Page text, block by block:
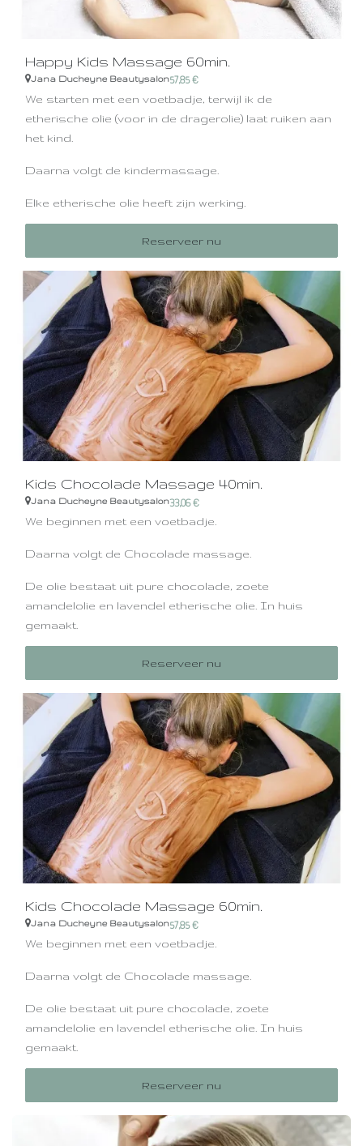
Happy Kids Massage 60min.
Jana Ducheyne Beautysalon57,85€
We starten met een voetbadje, terwijl ik de
etherische olie (voor in de dragerolie) laat ruiken aan
het kind.
Daarna volgt de kindermassage.
Elke etherische olie heeft zijn werking.
Reserveer nu
Kids Chocolade Massage 40min.
Jana Ducheyne Beautysalon33,06€
We beginnen met een voetbadje.
Daarna volgt de Chocolade massage.
De olie bestaat uit pure chocolade, zoete
amandelolie en lavendel etherische olie. In huis
gemaakt.
mag worden.
Reserveer nu
Kids Chocolade Massage 60min.
Jana Ducheyne Beautysalon57,85€
We beginnen met een voetbadje.
Daarna volgt de Chocolade massage.
De olie bestaat uit pure chocolade, zoete
amandelolie en lavendel etherische olie. In huis
gemaakt.
Reserveer nu